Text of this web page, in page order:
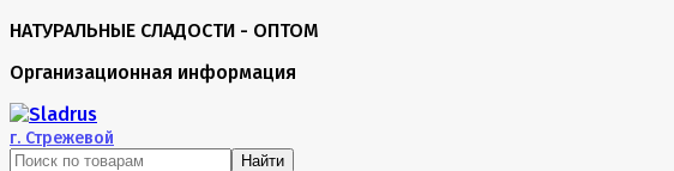
НАТУРАЛЬНЫЕ СЛАДОСТИ - ОПТОМ
Организационная информация
г. Стрежевой
Найти